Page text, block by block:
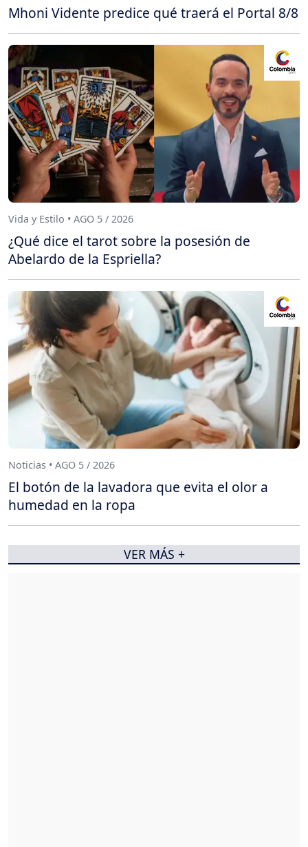
Mhoni Vidente predice qué traerá el Portal 8/8
Vida y Estilo • AGO 5 / 2026
¿Qué dice el tarot sobre la posesión de
Abelardo de la Espriella?
Noticias • AGO 5 / 2026
El botón de la lavadora que evita el olor a
humedad en la ropa
VER MÁS +